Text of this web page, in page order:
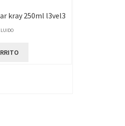
kray 250ml l3vel3